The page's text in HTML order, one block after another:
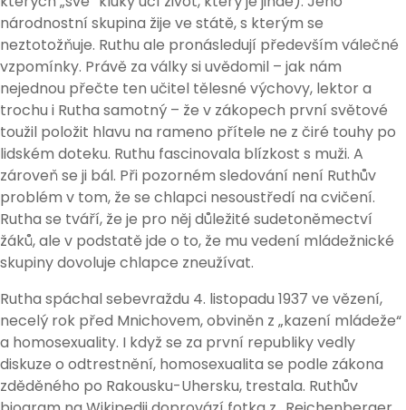
národnostní skupina žije ve státě, s kterým se
neztotožňuje. Ruthu ale pronásledují především válečné
vzpomínky. Právě za války si uvědomil – jak nám
nejednou přečte ten učitel tělesné výchovy, lektor a
trochu i Rutha samotný – že v zákopech první světové
toužil položit hlavu na rameno přítele ne z čiré touhy po
lidském doteku. Ruthu fascinovala blízkost s muži. A
zároveň se ji bál. Při pozorném sledování není Ruthův
problém v tom, že se chlapci nesoustředí na cvičení.
Rutha se tváří, že je pro něj důležité sudetoněmectví
žáků, ale v podstatě jde o to, že mu vedení mládežnické
skupiny dovoluje chlapce zneužívat.
Rutha spáchal sebevraždu 4. listopadu 1937 ve vězení,
necelý rok před Mnichovem, obviněn z „kazení mládeže“
a homosexuality. I když se za první republiky vedly
diskuze o odtrestnění, homosexualita se podle zákona
zděděného po Rakousku-Uhersku, trestala. Ruthův